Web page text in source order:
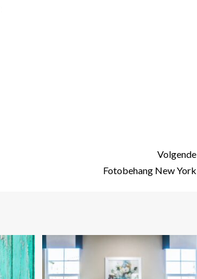
Volgende
Fotobehang New York